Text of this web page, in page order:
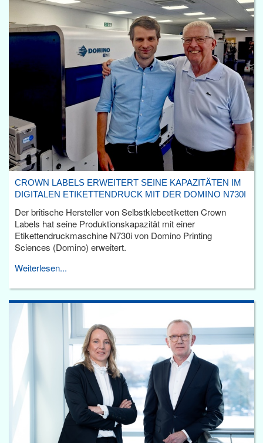
CROWN LABELS ERWEITERT SEINE KAPAZITÄTEN IM
DIGITALEN ETIKETTENDRUCK MIT DER DOMINO N730I
Der britische Hersteller von Selbstklebeetiketten Crown
Labels hat seine Produktionskapazität mit einer
Etikettendruckmaschine N730i von Domino Printing
Sciences (Domino) erweitert.
Weiterlesen...